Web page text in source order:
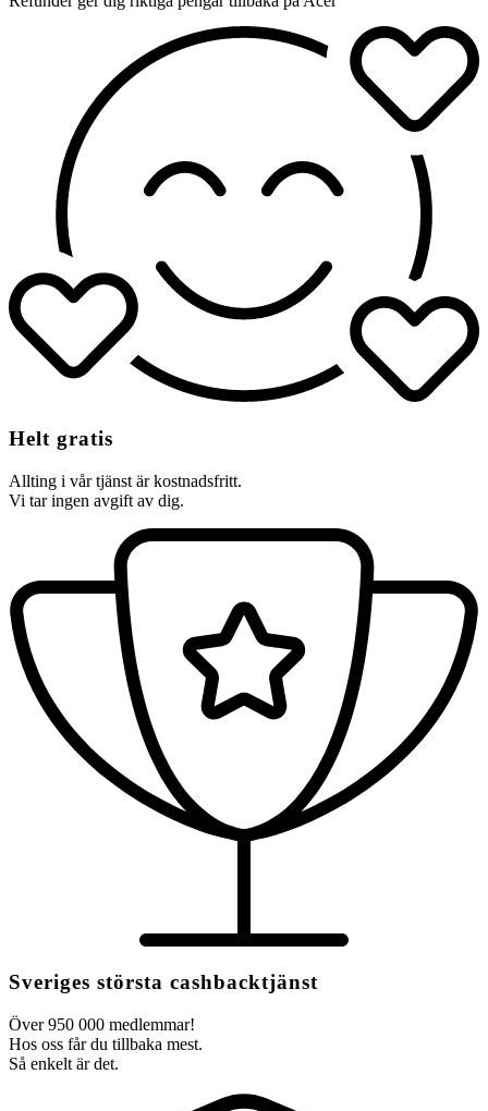
Helt gratis
Allting i vår tjänst är kostnadsfritt.
Vi tar ingen avgift av dig.
Sveriges största cashbacktjänst
Över 950 000 medlemmar!
Hos oss får du tillbaka mest.
Så enkelt är det.